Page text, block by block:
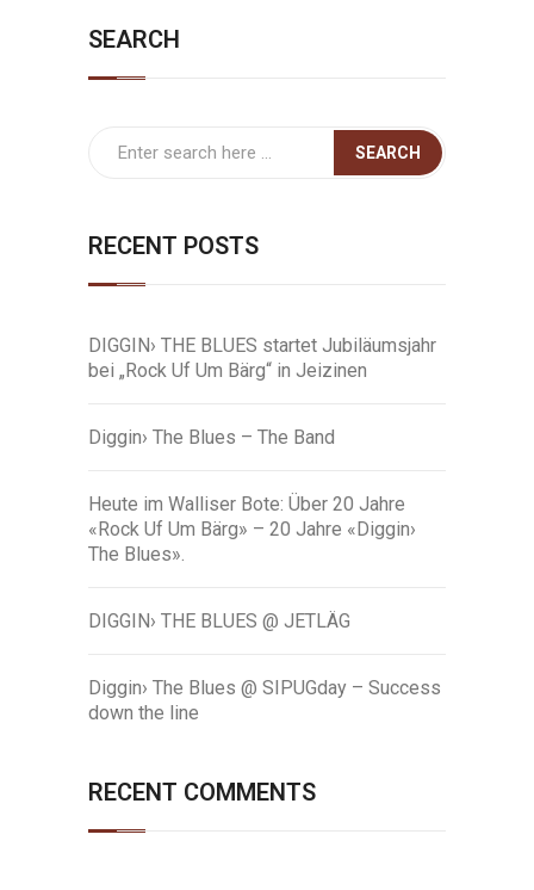
SEARCH
RECENT POSTS
DIGGIN› THE BLUES startet Jubiläumsjahr
bei „Rock Uf Um Bärg“ in Jeizinen
Diggin› The Blues – The Band
Heute im Walliser Bote: Über 20 Jahre
«Rock Uf Um Bärg» – 20 Jahre «Diggin›
The Blues».
DIGGIN› THE BLUES @ JETLÄG
Diggin› The Blues @ SIPUGday – Success
down the line
RECENT COMMENTS